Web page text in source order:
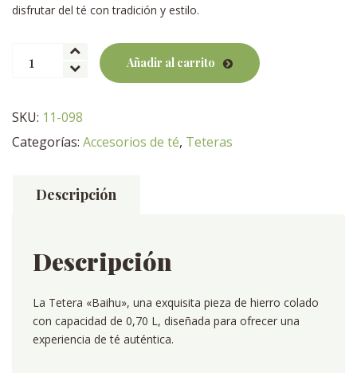
disfrutar del té con tradición y estilo.
Baihu
cantidad
Añadir al carrito
SKU: 11-098
Categorías: Accesorios de té, Teteras
Descripción
Descripción
La Tetera «Baihu», una exquisita pieza de hierro colado
con capacidad de 0,70 L, diseñada para ofrecer una
experiencia de té auténtica.